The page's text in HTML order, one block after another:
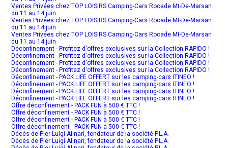
Ventes Privées chez TOP LOISIRS Camping-Cars Rocade Mt-De-Marsan
du 11 au 14 juin
Ventes Privées chez TOP LOISIRS Camping-Cars Rocade Mt-De-Marsan
du 11 au 14 juin
Ventes Privées chez TOP LOISIRS Camping-Cars Rocade Mt-De-Marsan
du 11 au 14 juin
Déconfinement - Profitez d'offres exclusives sur la Collection RAPIDO !
Déconfinement - Profitez d'offres exclusives sur la Collection RAPIDO !
Déconfinement - Profitez d'offres exclusives sur la Collection RAPIDO !
Déconfinement - Profitez d'offres exclusives sur la Collection RAPIDO !
Déconfinement - PACK LIFE OFFERT sur les camping-cars ITINEO !
Déconfinement - PACK LIFE OFFERT sur les camping-cars ITINEO !
Déconfinement - PACK LIFE OFFERT sur les camping-cars ITINEO !
Déconfinement - PACK LIFE OFFERT sur les camping-cars ITINEO !
Offre déconfinement - PACK FUN à 500 € TTC !
Offre déconfinement - PACK FUN à 500 € TTC !
Offre déconfinement - PACK FUN à 500 € TTC !
Offre déconfinement - PACK FUN à 500 € TTC !
Décès de Pier Luigi Alinari, fondateur de la société P.L.A.
Décès de Pier Luigi Alinari, fondateur de la société P.L.A.